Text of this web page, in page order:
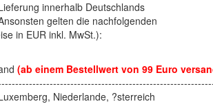
innerhalb Deutschlands
gelten die nachfolgenden
in EUR inkl. MwSt.):
(ab einem Bestellwert von 99 Euro
Niederlande, ?sterreich